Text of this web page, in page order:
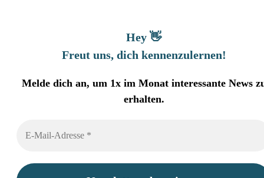
Hey 👋
Freut uns, dich kennenzulernen!
Melde dich an, um 1x im Monat interessante News
erhalten.